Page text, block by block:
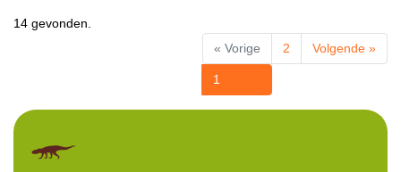
14 gevonden.
« Vorige
1
2 Volgende »